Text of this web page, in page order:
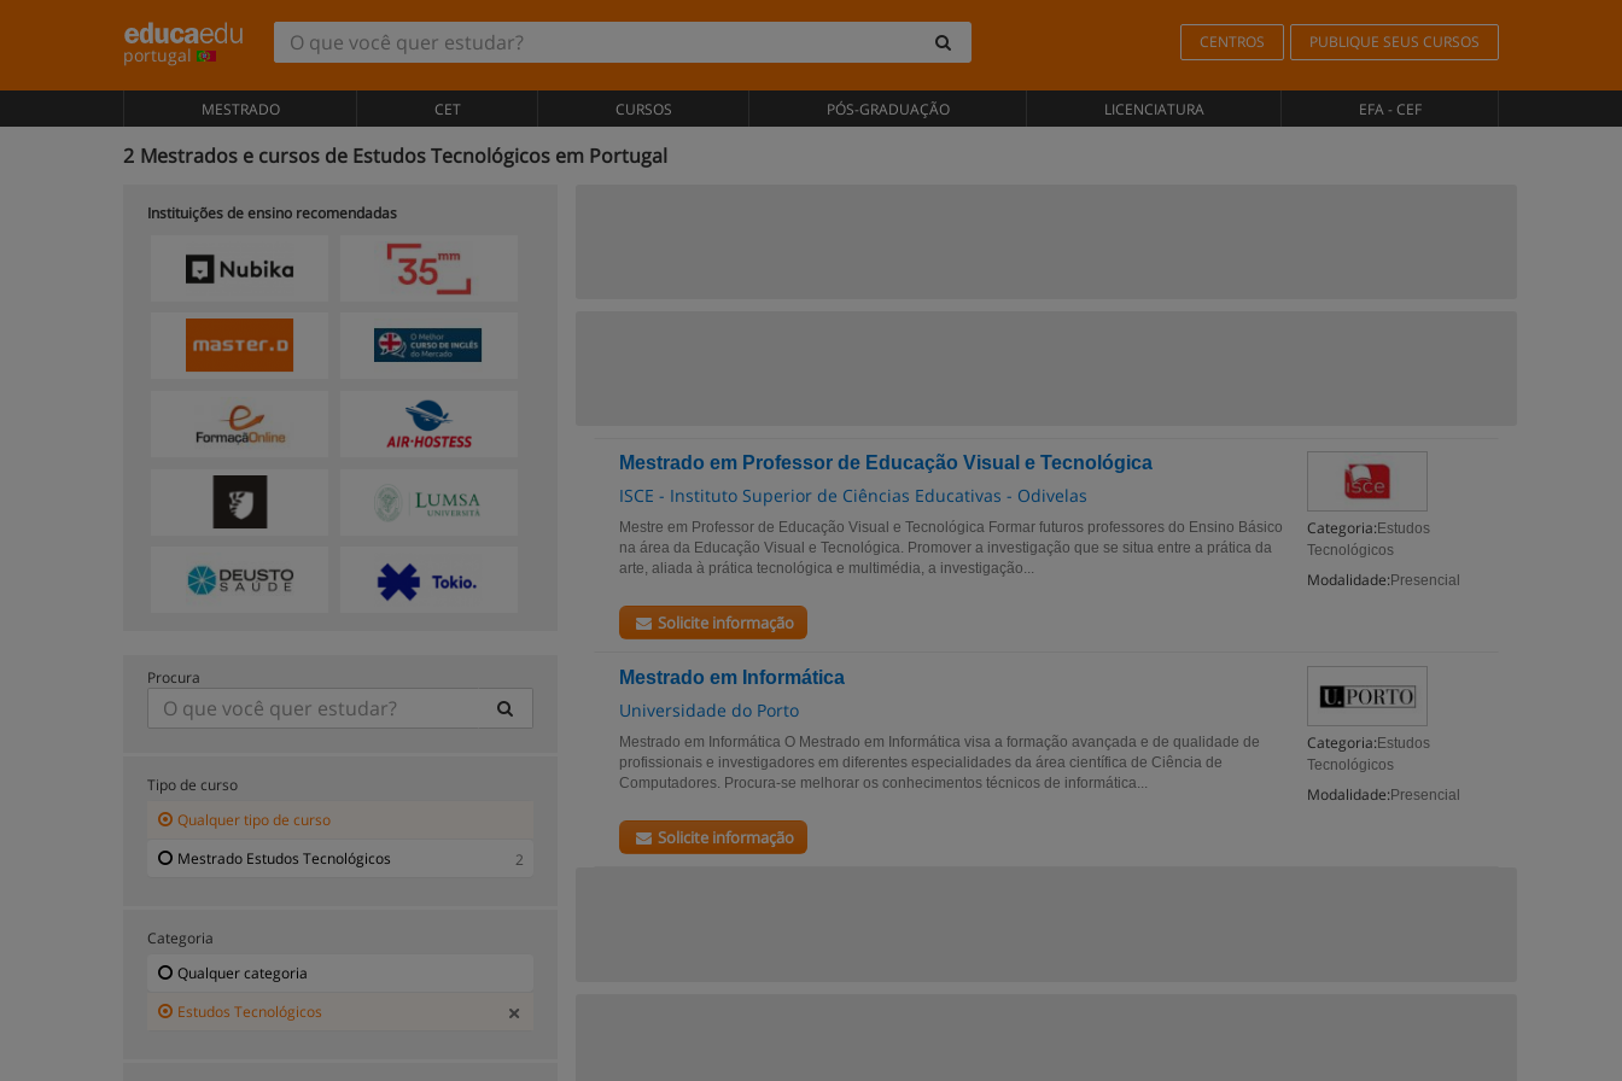
portugal
CENTROS PUBLIQUE SEUS CURSOS
MESTRADO CET CURSOS PÓS-GRADUAÇÃO LICENCIATURA EFA - CEF
2 Mestrados e cursos de Estudos Tecnológicos em Portugal
Mestrado em Professor de Educação Visual e Tecnológica
ISCE - Instituto Superior de Ciências Educativas - Odivelas
Categoria: Estudos
Tecnológicos
Modalidade: Presencial
Mestre em Professor de Educação Visual e Tecnológica Formar futuros professores do Ensino Básico
na área da Educação Visual e Tecnológica. Promover a investigação que se situa entre a prática da
arte, aliada à prática tecnológica e multimédia, a investigação...
Solicite informação
Mestrado em Informática
Universidade do Porto
Categoria: Estudos
Tecnológicos
Modalidade: Presencial
Mestrado em Informática O Mestrado em Informática visa a formação avançada e de qualidade de
profissionais e investigadores em diferentes especialidades da área científica de Ciência de
Computadores. Procura-se melhorar os conhecimentos técnicos de informática...
Solicite informação
Instituições de ensino recomendadas
Procura
Tipo de curso
Qualquer tipo de curso
Mestrado Estudos Tecnológicos
2
Categoria
Qualquer categoria
Estudos Tecnológicos